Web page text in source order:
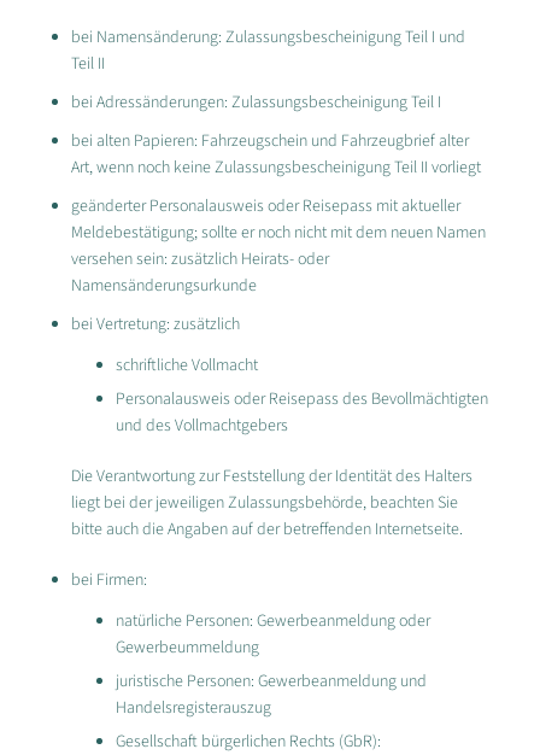
bei Namensänderung: Zulassungsbescheinigung Teil I und
Teil II
bei Adressänderungen: Zulassungsbescheinigung Teil I
bei alten Papieren: Fahrzeugschein und Fahrzeugbrief alter
Art, wenn noch keine Zulassungsbescheinigung Teil II vorliegt
geänderter Personalausweis oder Reisepass mit aktueller
Meldebestätigung; sollte er noch nicht mit dem neuen Namen
versehen sein: zusätzlich Heirats- oder
Namensänderungsurkunde
bei Vertretung: zusätzlich
schriftliche Vollmacht
Personalausweis oder Reisepass des Bevollmächtigten
und des Vollmachtgebers
Die Verantwortung zur Feststellung der Identität des Halters
liegt bei der jeweiligen Zulassungsbehörde, beachten Sie
bitte auch die Angaben auf der betreffenden Internetseite.
bei Firmen:
natürliche Personen: Gewerbeanmeldung oder
Gewerbeummeldung
juristische Personen: Gewerbeanmeldung und
Handelsregisterauszug
Gesellschaft bürgerlichen Rechts (GbR):